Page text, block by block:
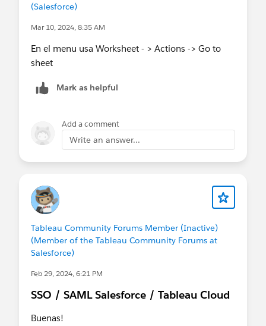
(Salesforce)
Mar 10, 2024, 8:35 AM
En el menu usa Worksheet - > Actions -> Go to
sheet
Mark as helpful
Add a comment
Write an answer...
Tableau Community Forums Member (Inactive)
(Member of the Tableau Community Forums at
Salesforce)
Feb 29, 2024, 6:21 PM
SSO / SAML Salesforce / Tableau Cloud
Buenas!